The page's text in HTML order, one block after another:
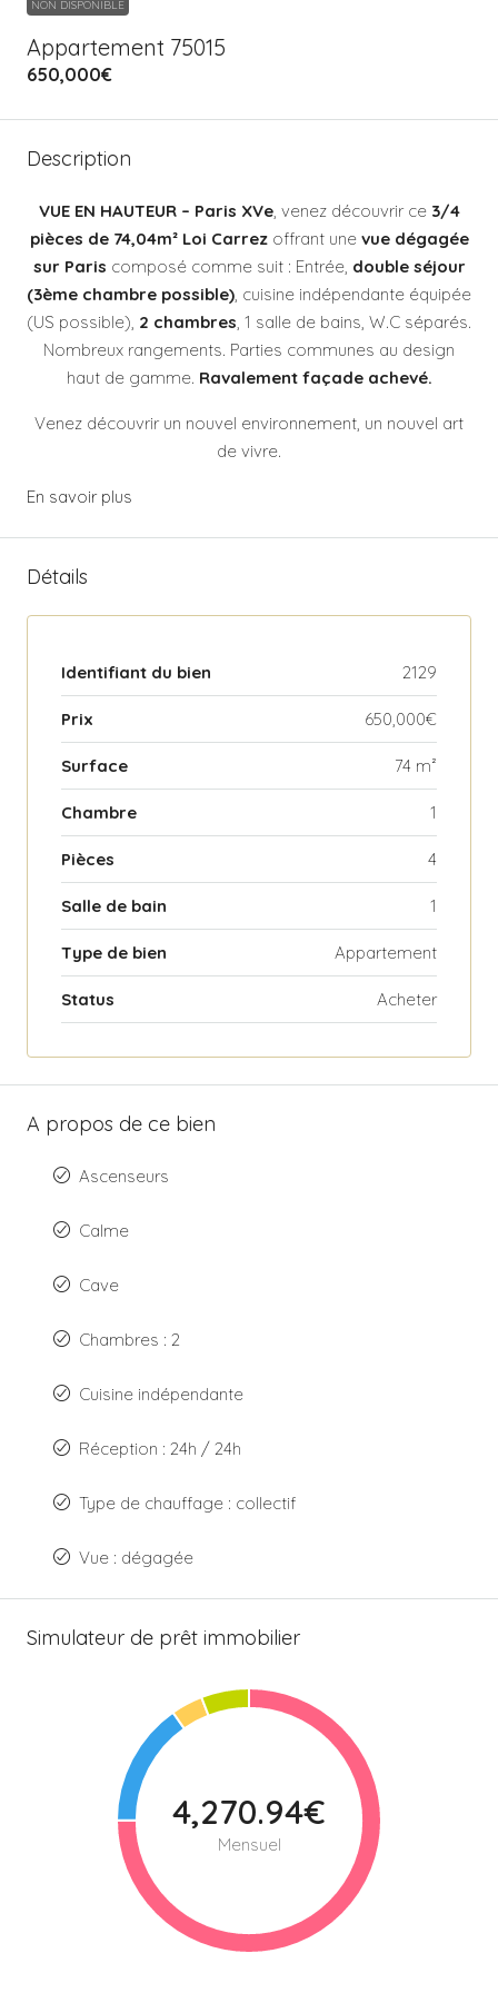
NON DISPONIBLE
Appartement 75015
650,000€
Description
VUE EN HAUTEUR – Paris XVe, venez découvrir ce3/4
pièces de 74,04m² Loi Carrez offrant unevue dégagée
sur Paris composé comme suit : Entrée, double séjour
(3ème chambre possible) , cuisine indépendante équipée
(US possible), 2 chambres , 1 salle de bains, W.C séparés.
Nombreux rangements. Parties communes au design
haut de gamme. Ravalement façade achevé.
Venez découvrir un nouvel environnement, un nouvel art
de vivre.
En savoir plus
Détails
Identifiant du bien 2129
Prix 650,000€
Surface 74 m²
Chambre 1
Pièces 4
Salle de bain 1
Type de bien Appartement
Status Acheter
A propos de ce bien
Ascenseurs
Calme
Cave
Chambres : 2
Cuisine indépendante
Réception : 24h / 24h
Type de chauffage : collectif
Vue : dégagée
Simulateur de prêt immobilier
4,270.94€
Mensuel